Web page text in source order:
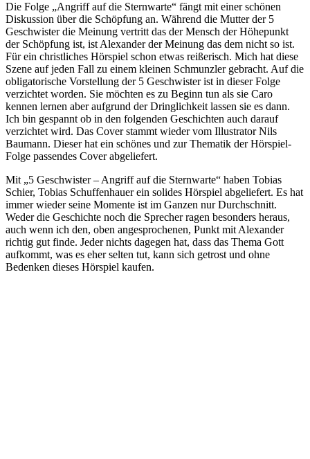
Die Folge „Angriff auf die Sternwarte“ fängt mit einer schönen
Diskussion über die Schöpfung an. Während die Mutter der 5
Geschwister die Meinung vertritt das der Mensch der Höhepunkt
der Schöpfung ist, ist Alexander der Meinung das dem nicht so ist.
Für ein christliches Hörspiel schon etwas reißerisch. Mich hat diese
Szene auf jeden Fall zu einem kleinen Schmunzler gebracht. Auf die
obligatorische Vorstellung der 5 Geschwister ist in dieser Folge
verzichtet worden. Sie möchten es zu Beginn tun als sie Caro
kennen lernen aber aufgrund der Dringlichkeit lassen sie es dann.
Ich bin gespannt ob in den folgenden Geschichten auch darauf
verzichtet wird. Das Cover stammt wieder vom Illustrator Nils
Baumann. Dieser hat ein schönes und zur Thematik der Hörspiel-
Folge passendes Cover abgeliefert.
Mit „5 Geschwister – Angriff auf die Sternwarte“ haben Tobias
Schier, Tobias Schuffenhauer ein solides Hörspiel abgeliefert. Es hat
immer wieder seine Momente ist im Ganzen nur Durchschnitt.
Weder die Geschichte noch die Sprecher ragen besonders heraus,
auch wenn ich den, oben angesprochenen, Punkt mit Alexander
richtig gut finde. Jeder nichts dagegen hat, dass das Thema Gott
aufkommt, was es eher selten tut, kann sich getrost und ohne
Bedenken dieses Hörspiel kaufen.